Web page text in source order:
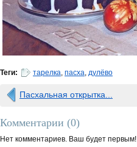
Теги: тарелка, пасха, дулёво
Пасхальная открытка...
Комментарии (0)
Нет комментариев. Ваш будет первым!